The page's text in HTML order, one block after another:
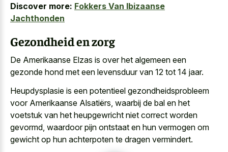
Discover more: Fokkers Van Ibizaanse
Jachthonden
Gezondheid en zorg
De Amerikaanse Elzas is over het algemeen een
gezonde hond met een levensduur van 12 tot 14 jaar.
Heupdysplasie is een potentieel gezondheidsprobleem
voor Amerikaanse Alsatiërs, waarbij de bal en het
voetstuk van het heupgewricht niet correct worden
gevormd, waardoor pijn ontstaat en hun vermogen om
gewicht op hun achterpoten te dragen vermindert.